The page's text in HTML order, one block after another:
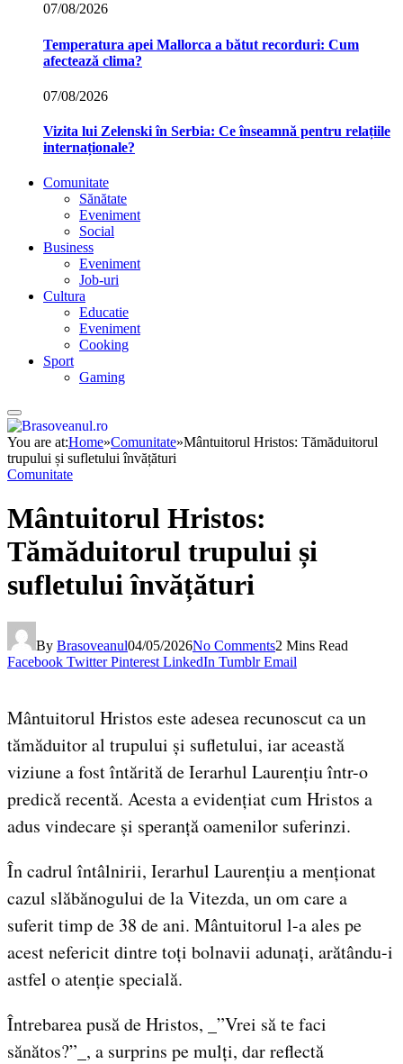
07/08/2026
Temperatura apei Mallorca a bătut recorduri: Cum
afectează clima?
07/08/2026
Vizita lui Zelenski în Serbia: Ce înseamnă pentru relațiile
internaționale?
Comunitate
Sănătate
Eveniment
Social
Business
Eveniment
Job-uri
Cultura
Educatie
Eveniment
Cooking
Sport
Gaming
You are at:Home»Comunitate»Mântuitorul Hristos: Tămăduitorul
trupului și sufletului învățături
Comunitate
Mântuitorul Hristos:
Tămăduitorul trupului și
sufletului învățături
By Brasoveanul04/05/2026No Comments2 Mins Read
Facebook Twitter Pinterest LinkedIn Tumblr Email
Mântuitorul Hristos este adesea recunoscut ca un
tămăduitor al trupului și sufletului, iar această
viziune a fost întărită de Ierarhul Laurențiu într-o
predică recentă. Acesta a evidențiat cum Hristos a
adus vindecare și speranță oamenilor suferinzi.
În cadrul întâlnirii, Ierarhul Laurențiu a menționat
cazul slăbănogului de la Vitezda, un om care a
suferit timp de 38 de ani. Mântuitorul l-a ales pe
acest nefericit dintre toți bolnavii adunați, arătându-i
astfel o atenție specială.
Întrebarea pusă de Hristos, _”Vrei să te faci
sănătos?”_, a surprins pe mulți, dar reflectă